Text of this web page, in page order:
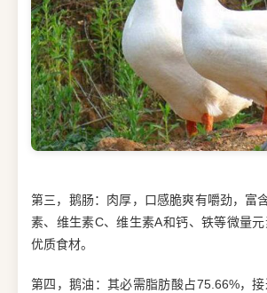
第三，鹅肠：肉厚，口感脆爽有嚼劲，富
素、维生素C、维生素A和钙、铁等微量
优质食材。
第四，鹅油：其必需脂肪酸占75.66%，